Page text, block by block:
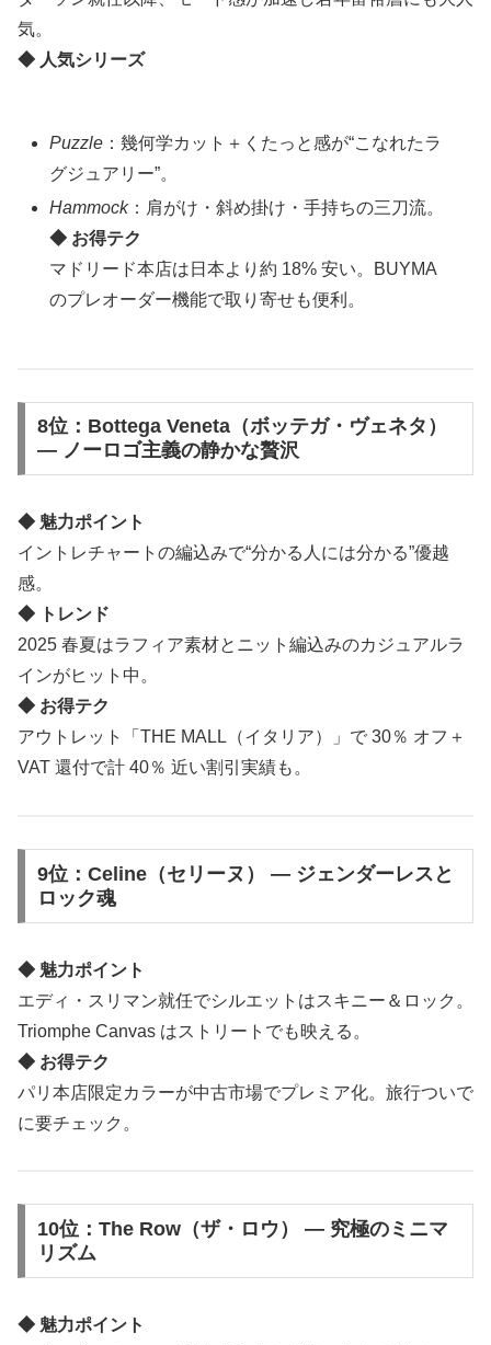
気。
◆ 人気シリーズ
Puzzle ：幾何学カット＋くたっと感が“こなれたラ
グジュアリー”。
Hammock：肩がけ・斜め掛け・手持ちの三刀流。
◆ お得テク
マドリード本店は日本より約 18% 安い。BUYMA
のプレオーダー機能で取り寄せも便利。
8位：Bottega Veneta（ボッテガ・ヴェネタ）
― ノーロゴ主義の静かな贅沢
◆ 魅力ポイント
イントレチャートの編込みで“分かる人には分かる”優越
感。
◆ トレンド
2025 春夏はラフィア素材とニット編込みのカジュアルラ
インがヒット中。
◆ お得テク
アウトレット「THE MALL（イタリア）」で 30％ オフ＋
VAT 還付で計 40％ 近い割引実績も。
9位：Celine（セリーヌ） ― ジェンダーレスと
ロック魂
◆ 魅力ポイント
エディ・スリマン就任でシルエットはスキニー＆ロック。
Triomphe Canvas はストリートでも映える。
◆ お得テク
パリ本店限定カラーが中古市場でプレミア化。旅行ついで
に要チェック。
10位：The Row（ザ・ロウ） ― 究極のミニマ
リズム
◆ 魅力ポイント